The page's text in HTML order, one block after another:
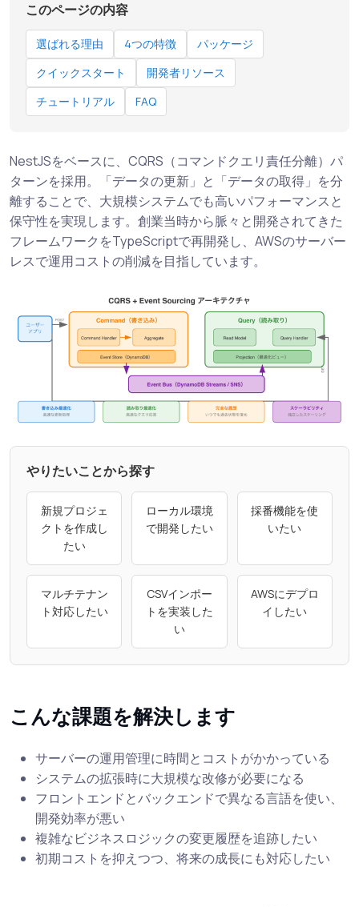
このページの内容
選ばれる理由 4つの特徴
パッケージ
クイックスタート
開発者リソース
チュートリアル
FAQ
NestJSをベースに、CQRS（コマンドクエリ責任分離）パ
ターンを採用。「データの更新」と「データの取得」を分
離することで、大規模システムでも高いパフォーマンスと
保守性を実現します。創業当時から脈々と開発されてきた
フレームワークをTypeScriptで再開発し、AWSのサーバー
レスで運用コストの削減を目指しています。
やりたいことから探す
新規プロジェ
クトを作成し
たい
ローカル環境
で開発したい
採番機能を使
いたい
マルチテナン
ト対応したい
CSVインポー
トを実装した
い
AWSにデプロ
イしたい
こんな課題を解決します
サーバーの運用管理に時間とコストがかかっている
システムの拡張時に大規模な改修が必要になる
フロントエンドとバックエンドで異なる言語を使い、
開発効率が悪い
複雑なビジネスロジックの変更履歴を追跡したい
初期コストを抑えつつ、将来の成長にも対応したい